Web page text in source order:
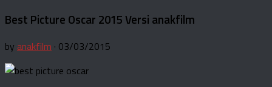
Best Picture Oscar 2015 Versi anakfilm
by anakfilm · 03/03/2015